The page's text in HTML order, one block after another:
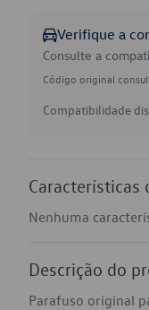
Verifique a
Consulte a
Código original
Compatibilidade
Características
Nenhuma
Descrição do
Parafuso original